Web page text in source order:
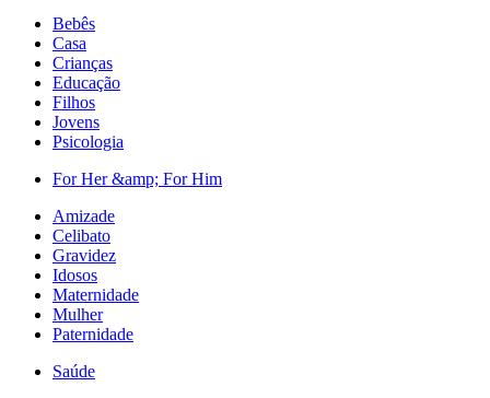
Bebês
Casa
Crianças
Educação
Filhos
Jovens
Psicologia
For Her &amp; For Him
Amizade
Celibato
Gravidez
Idosos
Maternidade
Mulher
Paternidade
Saúde